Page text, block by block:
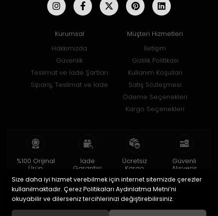
Kurumsal
Hakkımızda
Güvenlik
Teslimat ve İade Şartları
Sipariş, Teslimat ve İade
Müşteri Hizmetleri
İletişim
Gizlilik Politikası
Kullanım Koşulları
Satış Sözleşmesi
Ödeme Seçenekleri
Kargo Seçenekleri
%100 Orijinal
Ürün
2 yıl garanti
İade
Garantisi
15 gün içinde
iade
Ücretsiz
Kargo
150 TL ve üzeri
Güvenli
Alışveriş
256bit SSL ile
Size daha iyi hizmet verebilmek için internet sitemizde çerezler
kullanılmaktadır. Çerez Politikaları Aydınlatma Metni’ni
okuyabilir ve dilerseniz tercihlerinizi değiştirebilirsiniz.